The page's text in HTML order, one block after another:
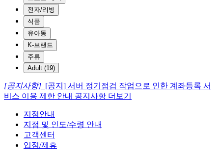
전자/리빙
식품
유아동
K-브랜드
주류
Adult (19)
[공지사항] [공지] 서버 정기점검 작업으로 인한 계좌등록 서
비스 이용 제한 안내 공지사항 더보기
지점안내
지점 및 인도/수령 안내
고객센터
입점/제휴